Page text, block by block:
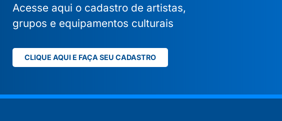
Acesse aqui o cadastro de artistas,
grupos e equipamentos culturais
CLIQUE AQUI E FAÇA SEU CADASTRO